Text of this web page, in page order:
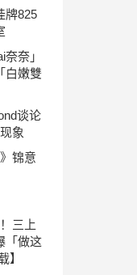
牌825
奈」
白嫩雙
谈论
象
锦意
三上
「做这
】